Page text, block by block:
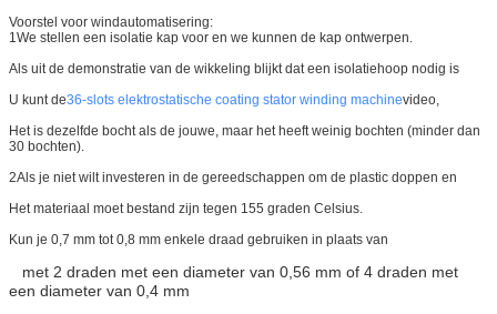
Voorstel voor windautomatisering:
1We stellen een isolatie kap voor en we kunnen de kap ontwerpen.
Als uit de demonstratie van de wikkeling blijkt dat een isolatiehoop nodig is
U kunt de36-slots elektrostatische coating stator winding machinevideo,
Het is dezelfde bocht als de jouwe, maar het heeft weinig bochten (minder dan
30 bochten).
2Als je niet wilt investeren in de gereedschappen om de plastic doppen en
Het materiaal moet bestand zijn tegen 155 graden Celsius.
Kun je 0,7 mm tot 0,8 mm enkele draad gebruiken in plaats van
met 2 draden met een diameter van 0,56 mm of 4 draden met
een diameter van 0,4 mm